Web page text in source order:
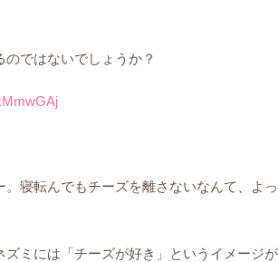
ではないでしょうか？
。寝転んでもチーズを離さないなんて、よっ
ミには「チーズが好き」というイメージが